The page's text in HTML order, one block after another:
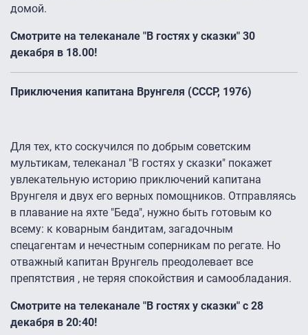
домой.
Смотрите на телеканале "В гостях у сказки" 30
декабря в 18.00!
Приключения капитана Врунгеля (СССР, 1976)
Для тех, кто соскучился по добрым советским
мультикам, телеканал "В гостях у сказки" покажет
увлекательную историю приключений капитана
Врунгеля и двух его верных помощников. Отправляясь
в плавание на яхте "Беда", нужно быть готовым ко
всему: к коварным бандитам, загадочным
спецагентам и нечестным соперникам по регате. Но
отважный капитан Врунгель преодолевает все
препятствия , не теряя спокойствия и самообладания.
Смотрите на телеканале "В гостях у сказки" с 28
декабря в 20:40!